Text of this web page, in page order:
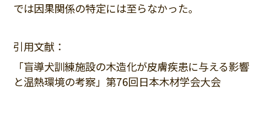
では因果関係の特定には至らなかった。
引用文献：
「盲導犬訓練施設の木造化が皮膚疾患に与える影響
と温熱環境の考察」第76回日本木材学会大会